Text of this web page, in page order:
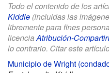
Todo el contenido de los
Kiddle (incluidas las
libremente para fines
licenciaAtribución-
lo contrario. Citar este
Municipio de Wright